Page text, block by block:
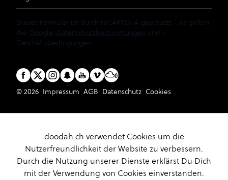
Dieses Formular ist durch reCAPTCHA geschützt - es gelten
die Google-Datenschutzbestimmungen und -
Geschäftsbedingungen.
© 2026 Impressum AGB Datenschutz Cookies
doodah.ch verwendet Cookies um die
Nutzerfreundlichkeit der Website zu verbessern.
Durch die Nutzung unserer Dienste erklärst Du Dich
mit der Verwendung von Cookies einverstanden.